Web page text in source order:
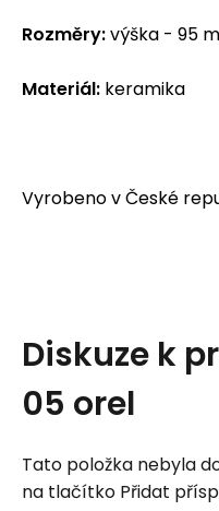
Rozměry:výška - 95
Materiál: keramika
Vyrobeno v České
Diskuze k
05 orel
Tato položka nebyla
na tlačítko Přidat